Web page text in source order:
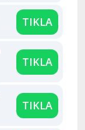
TIKLA
TIKLA
TIKLA